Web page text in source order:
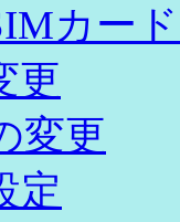
カー
更
変更
定